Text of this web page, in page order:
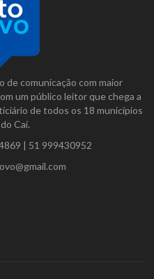
de comunicação com maior
um público leitor que chega a
de todos os 18 municípios
Caí.
| 51 999430952